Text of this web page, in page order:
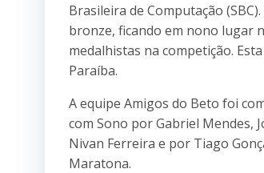
Brasileira de Computação
bronze, ficando em nono lugar
medalhistas na competição.
Paraíba.
A equipe Amigos do Beto foi
com Sono por Gabriel Mendes,
Nivan Ferreira e por Tiago
Maratona.